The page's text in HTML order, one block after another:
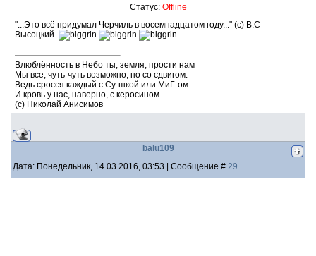
Статус: Offline
"...Это всё придумал Черчиль в восемнадцатом году..." (с) В.С
Высоцкий.
Влюблённость в Небо ты, земля, прости нам
Мы все, чуть-чуть возможно, но со сдвигом.
Ведь сросся каждый с Су-шкой или МиГ-ом
И кровь у нас, наверно, с керосином...
(с) Николай Анисимов
balu109
Дата: Понедельник, 14.03.2016, 03:53 | Сообщение # 29